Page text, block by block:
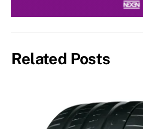
Related Posts